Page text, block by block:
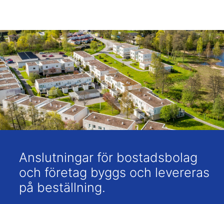
Anslutningar för bostadsbolag
och företag byggs och levereras
på beställning.